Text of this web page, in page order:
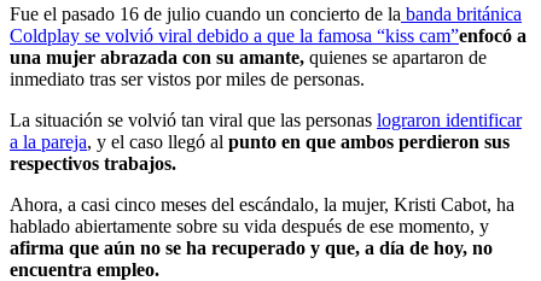
Fue el pasado 16 de julio cuando un concierto de la banda británica
Coldplay se volvió viral debido a que la famosa “kiss cam”enfocó a
una mujer abrazada con su amante, quienes se apartaron de
inmediato tras ser vistos por miles de personas.
La situación se volvió tan viral que las personas lograron identificar
a la pareja, y el caso llegó al punto en que ambos perdieron sus
respectivos trabajos.
Ahora, a casi cinco meses del escándalo, la mujer, Kristi Cabot, ha
hablado abiertamente sobre su vida después de ese momento, y
afirma que aún no se ha recuperado y que, a día de hoy, no
encuentra empleo.